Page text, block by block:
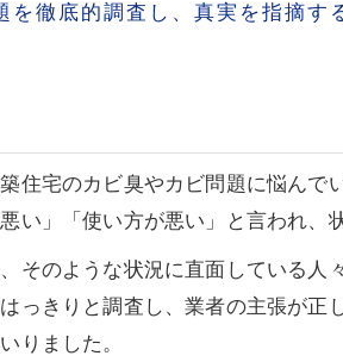
を徹底的調査し、真実を指摘す
住宅のカビ臭やカビ問題に悩ん
い」「使い方が悪い」と言われ、
そのような状況に直面している
っきりと調査し、業者の主張が
りました。